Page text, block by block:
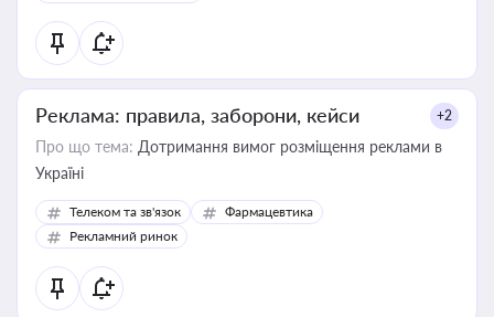
Реклама: правила, заборони, кейси +2
Про що тема: Дотримання вимог розміщення реклами в
Україні
Телеком та зв'язок
Фармацевтика
Рекламний ринок